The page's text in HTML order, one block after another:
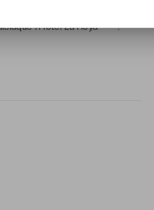
l’accueil sans pareil qui fait la
l’Hôtel La Roya ****.